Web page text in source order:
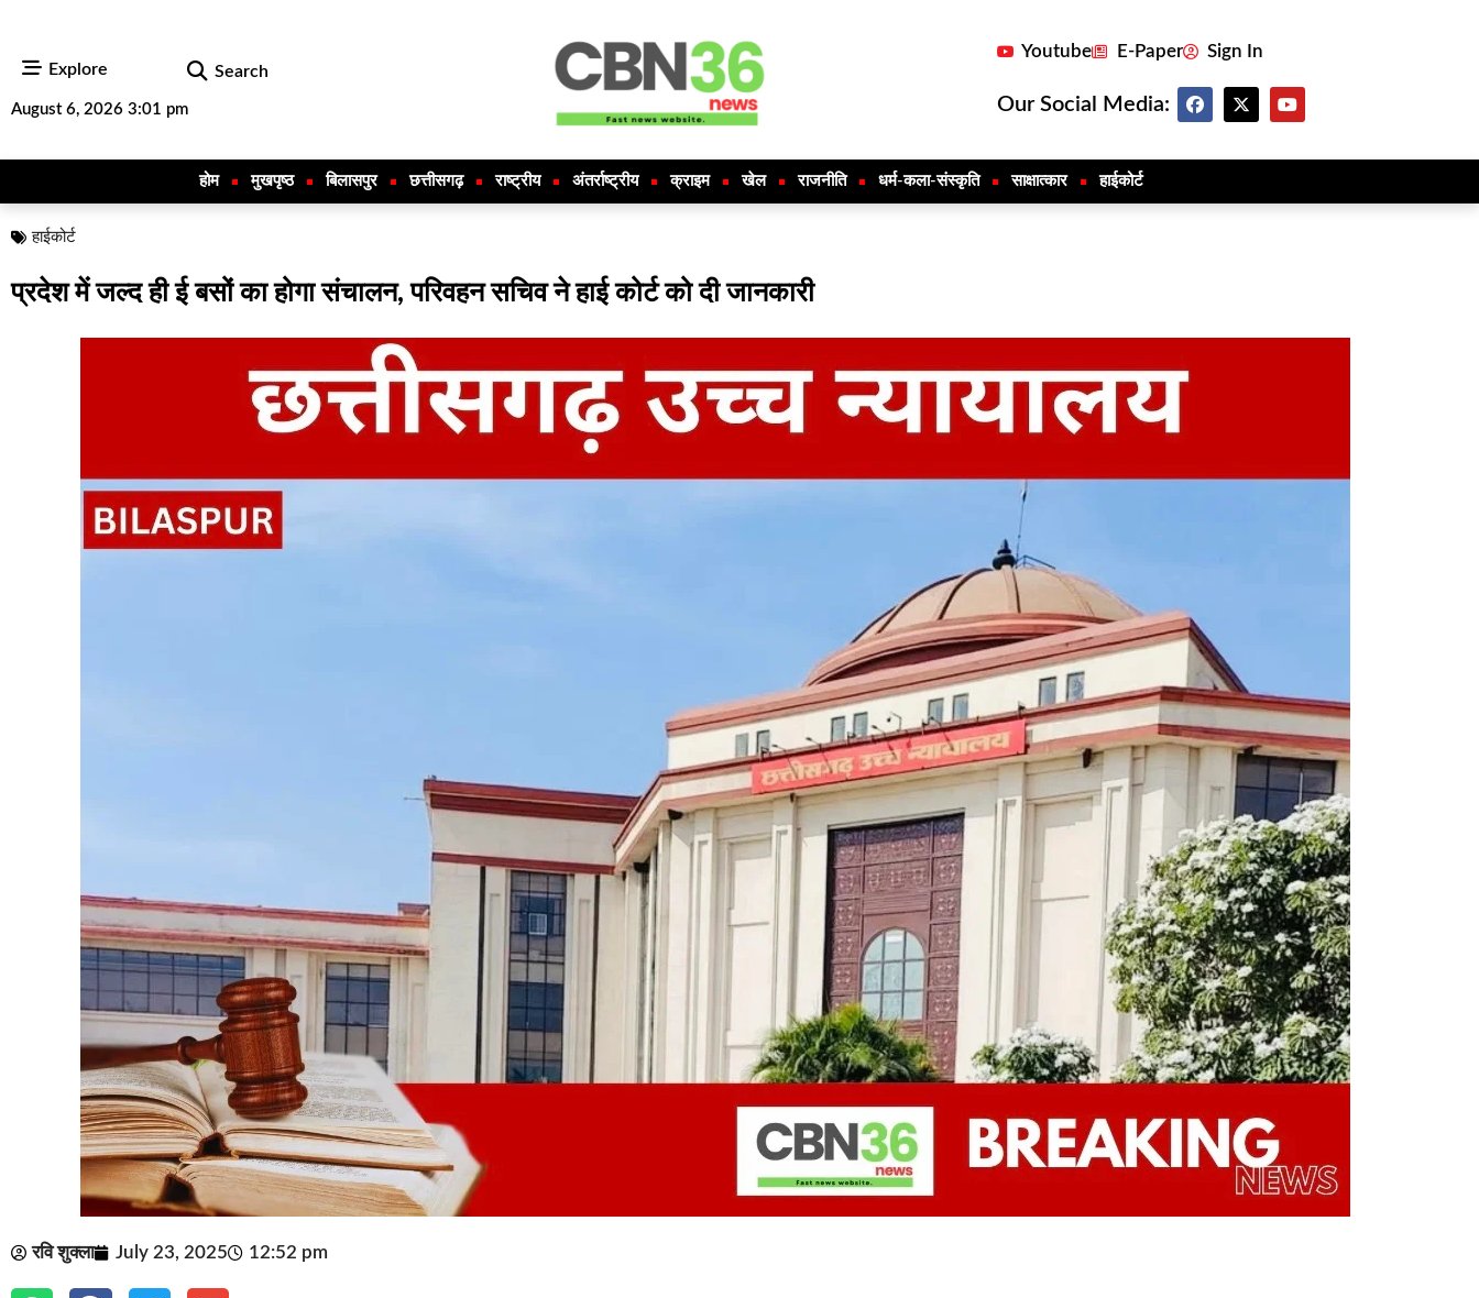
Explore Search
August 6, 2026 3:01 pm
Youtube E-Paper Sign In
Our Social Media:
होम मुखपृष्ठ बिलासपुर छत्तीसगढ़ राष्ट्रीय अंतर्राष्ट्रीय क्राइम खेल राजनीति धर्म-कला-संस्कृति साक्षात्कार हाईकोर्ट
हाईकोर्ट
प्रदेश में जल्द ही ई बसों का होगा संचालन, परिवहन सचिव ने हाई कोर्ट को दी जानकारी
रवि शुक्ला July 23, 2025 12:52 pm